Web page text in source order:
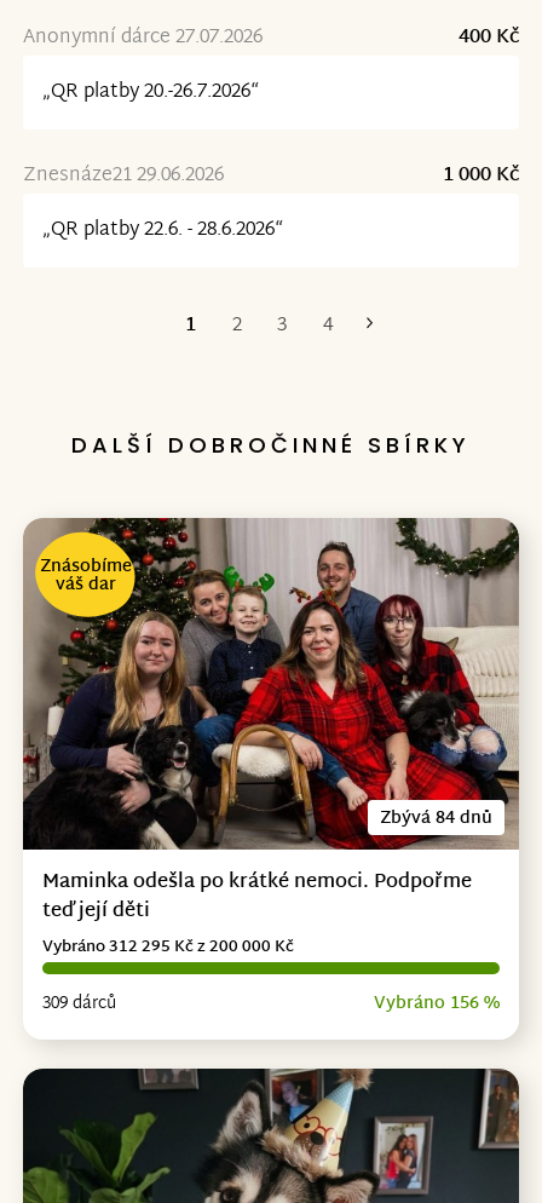
Anonymní dárce 27.07.2026
400 Kč
„QR platby 20.-26.7.2026“
Znesnáze21 29.06.2026
1 000 Kč
„QR platby 22.6. - 28.6.2026“
1 2 3 4
DALŠÍ DOBROČINNÉ SBÍRKY
Zbývá 84 dnů
Znásobíme
váš dar
Maminka odešla po krátké nemoci. Podpořme
teď její děti
309 dárců Vybráno 156 %
Vybráno 312 295 Kč z 200 000 Kč